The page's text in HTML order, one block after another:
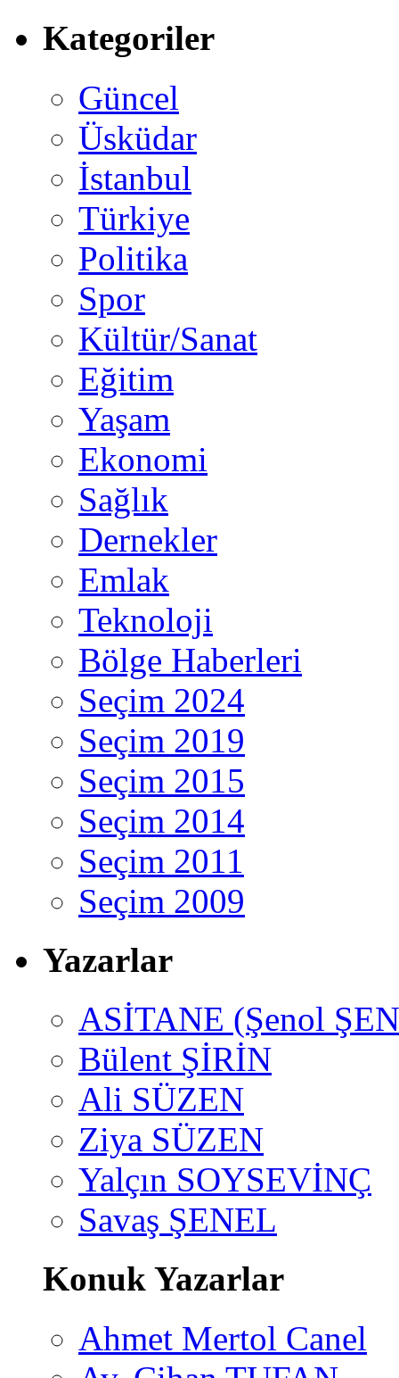
Kategoriler
Güncel
Üsküdar
İstanbul
Türkiye
Politika
Spor
Kültür/Sanat
Eğitim
Yaşam
Ekonomi
Sağlık
Dernekler
Emlak
Teknoloji
Bölge Haberleri
Seçim 2024
Seçim 2019
Seçim 2015
Seçim 2014
Seçim 2011
Seçim 2009
Yazarlar
ASİTANE (Şenol
Bülent ŞİRİN
Ali SÜZEN
Ziya SÜZEN
Yalçın SOYSEVİNÇ
Savaş ŞENEL
Konuk Yazarlar
Ahmet Mertol Canel